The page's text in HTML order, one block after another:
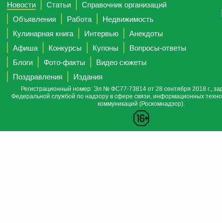
Новости Статьи
Справочник организаций
Объявления
Работа
Недвижимость
Кулинарная книга
Интервью
Анекдоты
Афиша
Конкурсы Купоны
Вопросы-ответы
Блоги
Фото-факты
Видео сюжеты
Поздравления
Издания
Регистрационный номер: Эл № ФС77-73814 от 28 сентября 2018 г.,
Федеральной службой по надзору в сфере связи, информационных
коммуникаций (Роскомнадзор).